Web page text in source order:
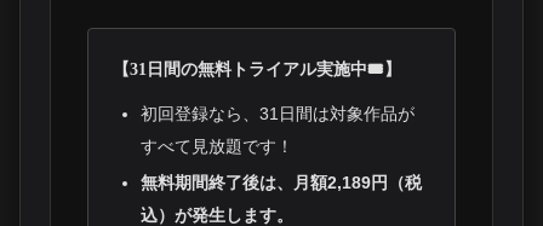
【31日間の無料トライアル実施中🎟️】
初回登録なら、31日間は対象作品が
すべて見放題です！
無料期間終了後は、月額2,189円（税
込）が発生します。